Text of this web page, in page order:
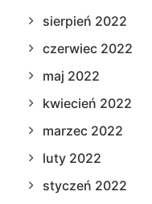
sierpień 2022
czerwiec 2022
maj 2022
kwiecień 2022
marzec 2022
luty 2022
styczeń 2022